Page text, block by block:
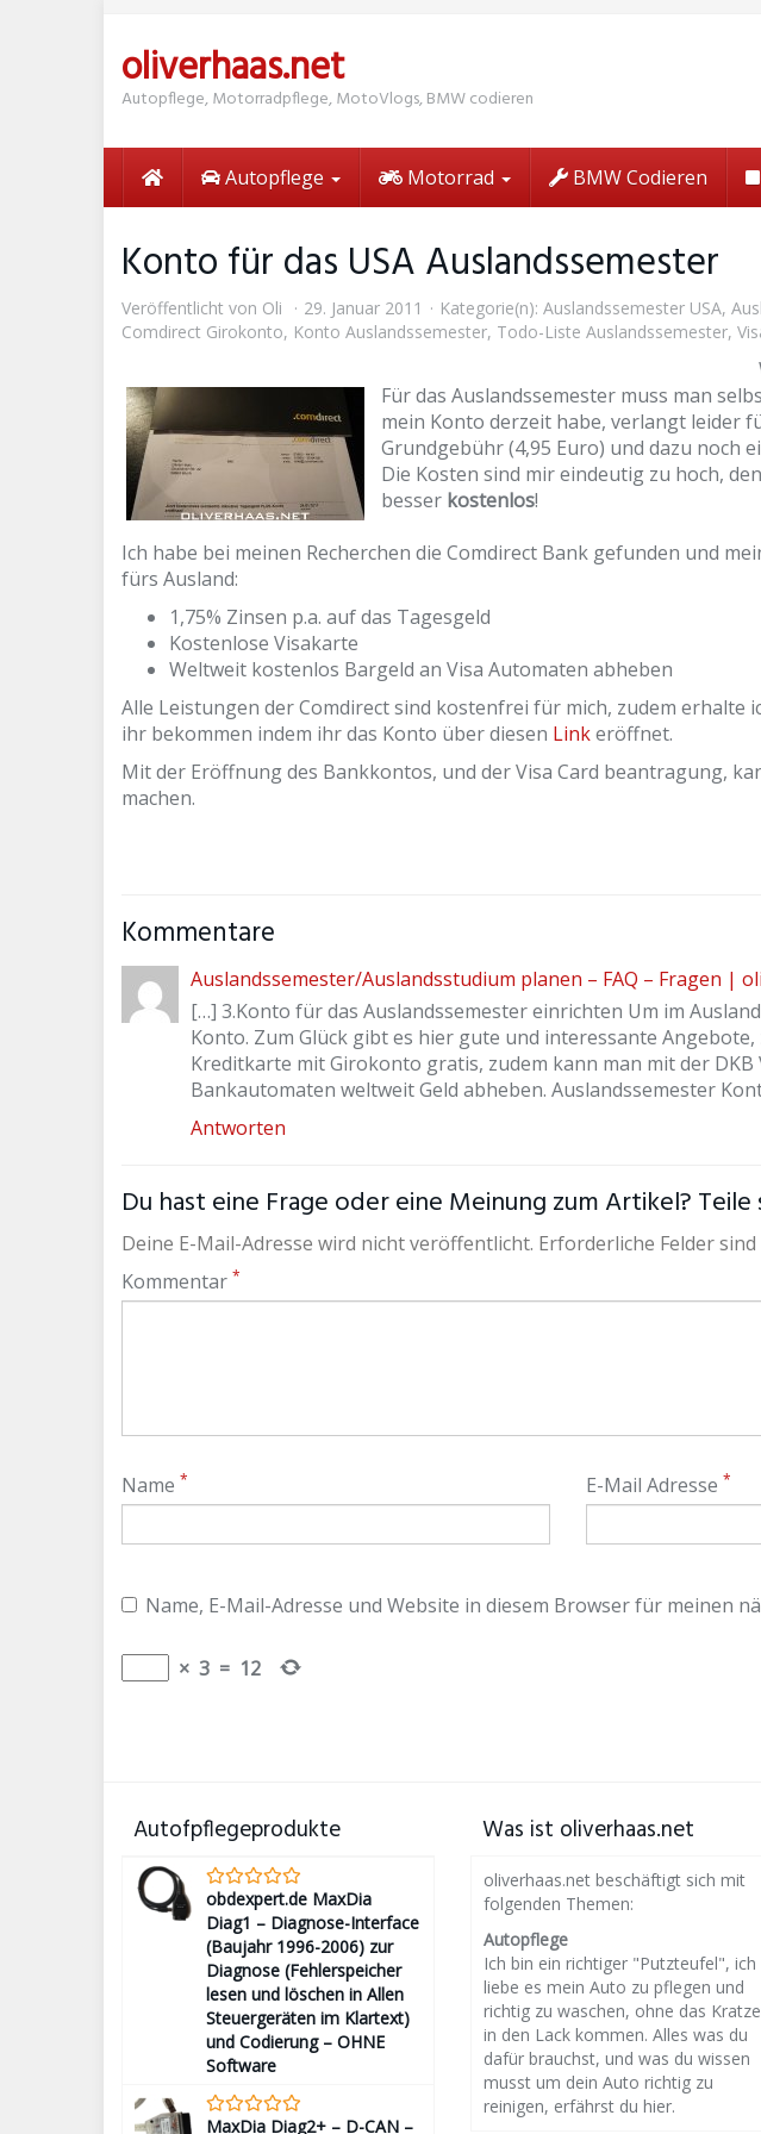
oliverhaas.net
Autopflege, Motorradpflege, MotoVlogs, BMW codieren
Autopflege Motorrad BMW Codieren
Konto für das USA Auslandssemester
Veröffentlicht von Oli 29. Januar 2011 Kategorie(n): Auslandssemester USA,
Comdirect Girokonto, Konto Auslandssemester, Todo-Liste Auslandssemester,
Für das Auslandssemester muss man
mein Konto derzeit habe, verlangt leider
Grundgebühr (4,95 Euro) und dazu noch
Die Kosten sind mir eindeutig zu hoch,
besser kostenlos!
Ich habe bei meinen Recherchen die Comdirect Bank gefunden und
fürs Ausland:
1,75% Zinsen p.a. auf das Tagesgeld
Kostenlose Visakarte
Weltweit kostenlos Bargeld an Visa Automaten abheben
Alle Leistungen der Comdirect sind kostenfrei für mich, zudem
ihr bekommen indem ihr das Konto über diesen Linkeröffnet.
Mit der Eröffnung des Bankkontos, und der Visa Card beantragung,
machen.
Kommentare
Auslandssemester/Auslandsstudium planen – FAQ – Fragen |
[…] 3.Konto für das Auslandssemester einrichten Um im
Konto. Zum Glück gibt es hier gute und interessante
Kreditkarte mit Girokonto gratis, zudem kann man mit der
Bankautomaten weltweit Geld abheben. Auslandssemester
Antworten
Du hast eine Frage oder eine Meinung zum Artikel? Teile
Deine E-Mail-Adresse wird nicht veröffentlicht. Erforderliche Felder
Kommentar *
Name * E-Mail Adresse *
Name, E-Mail-Adresse und Website in diesem Browser für meinen
× 3 = 12
Autofpflegeprodukte
obdexpert.de MaxDia
Diag1 – Diagnose-Interface
(Baujahr 1996-2006) zur
Diagnose (Fehlerspeicher
lesen und löschen in Allen
Steuergeräten im Klartext)
und Codierung – OHNE
Software
MaxDia Diag2+ – D-CAN –
Was ist oliverhaas.net
oliverhaas.net beschäftigt sich mit
folgenden Themen:
Autopflege
Ich bin ein richtiger "Putzteufel", ich
liebe es mein Auto zu pflegen und
richtig zu waschen, ohne das
in den Lack kommen. Alles was du
dafür brauchst, und was du wissen
musst um dein Auto richtig zu
reinigen, erfährst du hier.